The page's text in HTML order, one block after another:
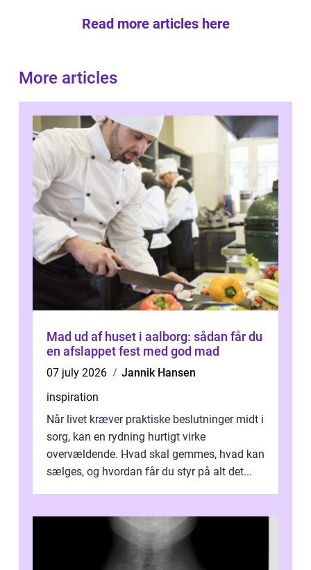
Read more articles here
More articles
Mad ud af huset i aalborg: sådan får du
en afslappet fest med god mad
07 july 2026
Jannik Hansen
inspiration
Når livet kræver praktiske beslutninger midt i
sorg, kan en rydning hurtigt virke
overvældende. Hvad skal gemmes, hvad kan
sælges, og hvordan får du styr på alt det...